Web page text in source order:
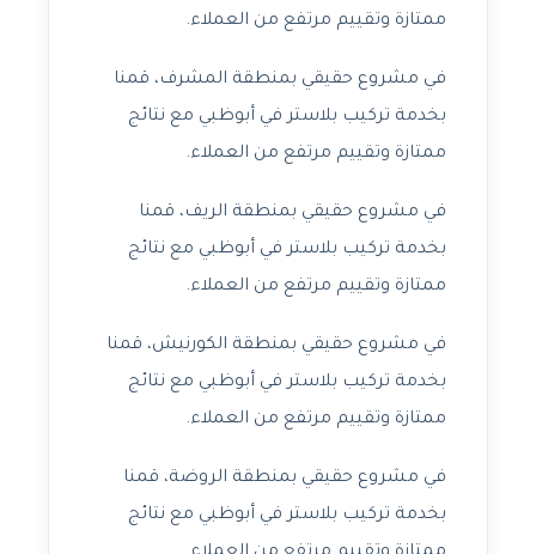
ممتازة وتقييم مرتفع من العملاء.
في مشروع حقيقي بمنطقة المشرف، قمنا
بخدمة تركيب بلاستر في أبوظبي مع نتائج
ممتازة وتقييم مرتفع من العملاء.
في مشروع حقيقي بمنطقة الريف، قمنا
بخدمة تركيب بلاستر في أبوظبي مع نتائج
ممتازة وتقييم مرتفع من العملاء.
في مشروع حقيقي بمنطقة الكورنيش، قمنا
بخدمة تركيب بلاستر في أبوظبي مع نتائج
ممتازة وتقييم مرتفع من العملاء.
في مشروع حقيقي بمنطقة الروضة، قمنا
بخدمة تركيب بلاستر في أبوظبي مع نتائج